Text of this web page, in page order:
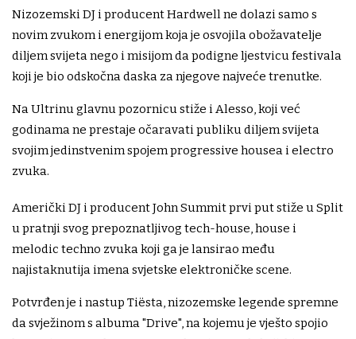
Nizozemski DJ i producent Hardwell ne dolazi samo s
novim zvukom i energijom koja je osvojila obožavatelje
diljem svijeta nego i misijom da podigne ljestvicu festivala
koji je bio odskočna daska za njegove najveće trenutke.
Na Ultrinu glavnu pozornicu stiže i Alesso, koji već
godinama ne prestaje očaravati publiku diljem svijeta
svojim jedinstvenim spojem progressive housea i electro
zvuka.
Američki DJ i producent John Summit prvi put stiže u Split
u pratnji svog prepoznatljivog tech-house, house i
melodic techno zvuka koji ga je lansirao među
najistaknutija imena svjetske elektroničke scene.
Potvrđen je i nastup Tiësta, nizozemske legende spremne
da svježinom s albuma "Drive", na kojemu je vješto spojio